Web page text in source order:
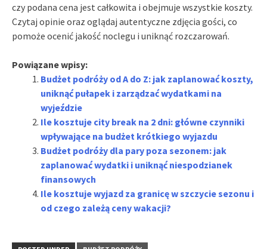
czy podana cena jest całkowita i obejmuje wszystkie koszty.
Czytaj opinie oraz oglądaj autentyczne zdjęcia gości, co
pomoże ocenić jakość noclegu i uniknąć rozczarowań.
Powiązane wpisy:
Budżet podróży od A do Z: jak zaplanować koszty,
uniknąć pułapek i zarządzać wydatkami na
wyjeździe
Ile kosztuje city break na 2 dni: główne czynniki
wpływające na budżet krótkiego wyjazdu
Budżet podróży dla pary poza sezonem: jak
zaplanować wydatki i uniknąć niespodzianek
finansowych
Ile kosztuje wyjazd za granicę w szczycie sezonu i
od czego zależą ceny wakacji?